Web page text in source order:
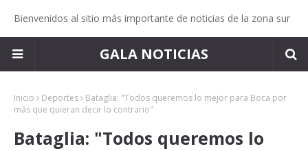
Bienvenidos al sitio más importante de noticias de la zona sur
GALA NOTICIAS
Inicio Deportes
Bataglia: "Todos queremos lo mejor para Boca por
más que quieran decir lo contrario"
Bataglia: "Todos queremos lo